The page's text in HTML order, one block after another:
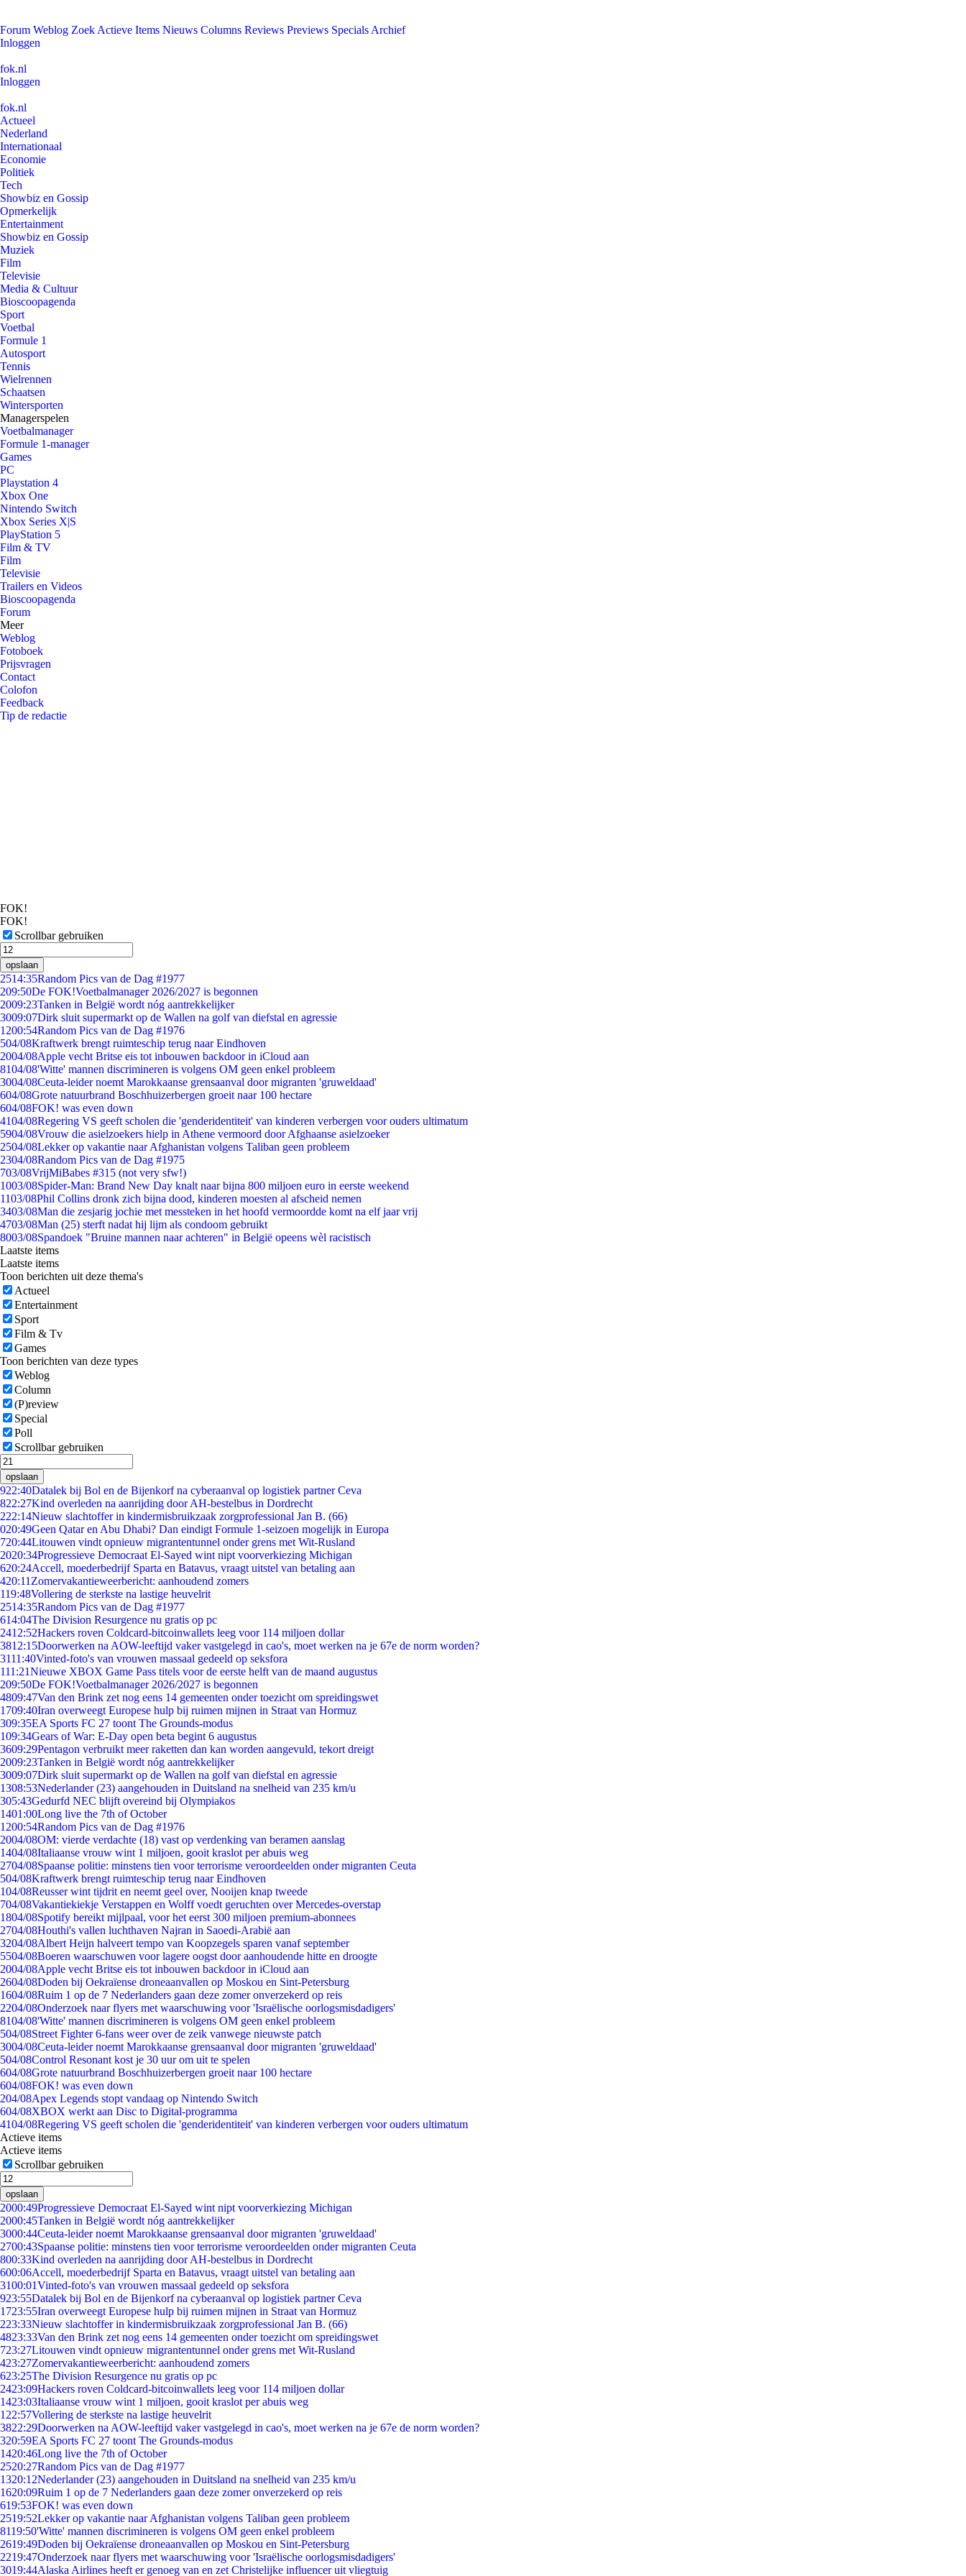
Forum Weblog Zoek Actieve Items Nieuws Columns Reviews Previews Specials Archief
Inloggen
fok.nl
Inloggen
fok.nl
Actueel
Nederland
Internationaal
Economie
Politiek
Tech
Showbiz en Gossip
Opmerkelijk
Entertainment
Showbiz en Gossip
Muziek
Film
Televisie
Media & Cultuur
Bioscoopagenda
Sport
Voetbal
Formule 1
Autosport
Tennis
Wielrennen
Schaatsen
Wintersporten
Managerspelen
Voetbalmanager
Formule 1-manager
Games
PC
Playstation 4
Xbox One
Nintendo Switch
Xbox Series X|S
PlayStation 5
Film & TV
Film
Televisie
Trailers en Videos
Bioscoopagenda
Forum
Meer
Weblog
Fotoboek
Prijsvragen
Contact
Colofon
Feedback
Tip de redactie
FOK!
FOK!
Scrollbar gebruiken
opslaan
2514:35Random Pics van de Dag #1977
209:50De FOK!Voetbalmanager 2026/2027 is begonnen
2009:23Tanken in België wordt nóg aantrekkelijker
3009:07Dirk sluit supermarkt op de Wallen na golf van diefstal en agressie
1200:54Random Pics van de Dag #1976
504/08Kraftwerk brengt ruimteschip terug naar Eindhoven
2004/08Apple vecht Britse eis tot inbouwen backdoor in iCloud aan
8104/08'Witte' mannen discrimineren is volgens OM geen enkel probleem
3004/08Ceuta-leider noemt Marokkaanse grensaanval door migranten 'gruweldaad'
604/08Grote natuurbrand Boschhuizerbergen groeit naar 100 hectare
604/08FOK! was even down
4104/08Regering VS geeft scholen die 'genderidentiteit' van kinderen verbergen voor ouders ultimatum
5904/08Vrouw die asielzoekers hielp in Athene vermoord door Afghaanse asielzoeker
2504/08Lekker op vakantie naar Afghanistan volgens Taliban geen probleem
2304/08Random Pics van de Dag #1975
703/08VrijMiBabes #315 (not very sfw!)
1003/08Spider-Man: Brand New Day knalt naar bijna 800 miljoen euro in eerste weekend
1103/08Phil Collins dronk zich bijna dood, kinderen moesten al afscheid nemen
3403/08Man die zesjarig jochie met messteken in het hoofd vermoordde komt na elf jaar vrij
4703/08Man (25) sterft nadat hij lijm als condoom gebruikt
8003/08Spandoek "Bruine mannen naar achteren" in België opeens wèl racistisch
Laatste items
Laatste items
Toon berichten uit deze thema's
Actueel
Entertainment
Sport
Film & Tv
Games
Toon berichten van deze types
Weblog
Column
(P)review
Special
Poll
Scrollbar gebruiken
opslaan
922:40Datalek bij Bol en de Bijenkorf na cyberaanval op logistiek partner Ceva
822:27Kind overleden na aanrijding door AH-bestelbus in Dordrecht
222:14Nieuw slachtoffer in kindermisbruikzaak zorgprofessional Jan B. (66)
020:49Geen Qatar en Abu Dhabi? Dan eindigt Formule 1-seizoen mogelijk in Europa
720:44Litouwen vindt opnieuw migrantentunnel onder grens met Wit-Rusland
2020:34Progressieve Democraat El-Sayed wint nipt voorverkiezing Michigan
620:24Accell, moederbedrijf Sparta en Batavus, vraagt uitstel van betaling aan
420:11 Zomervakantieweerbericht: aanhoudend zomers
119:48Vollering de sterkste na lastige heuvelrit
2514:35Random Pics van de Dag #1977
614:04The Division Resurgence nu gratis op pc
2412:52Hackers roven Coldcard-bitcoinwallets leeg voor 114 miljoen dollar
3812:15Doorwerken na AOW-leeftijd vaker vastgelegd in cao's, moet werken na je 67e de norm worden?
3111:40Vinted-foto's van vrouwen massaal gedeeld op seksfora
111:21Nieuwe XBOX Game Pass titels voor de eerste helft van de maand augustus
209:50De FOK!Voetbalmanager 2026/2027 is begonnen
4809:47Van den Brink zet nog eens 14 gemeenten onder toezicht om spreidingswet
1709:40Iran overweegt Europese hulp bij ruimen mijnen in Straat van Hormuz
309:35EA Sports FC 27 toont The Grounds-modus
109:34Gears of War: E-Day open beta begint 6 augustus
3609:29Pentagon verbruikt meer raketten dan kan worden aangevuld, tekort dreigt
2009:23Tanken in België wordt nóg aantrekkelijker
3009:07Dirk sluit supermarkt op de Wallen na golf van diefstal en agressie
1308:53Nederlander (23) aangehouden in Duitsland na snelheid van 235 km/u
305:43Gedurfd NEC blijft overeind bij Olympiakos
1401:00Long live the 7th of October
1200:54Random Pics van de Dag #1976
2004/08OM: vierde verdachte (18) vast op verdenking van beramen aanslag
1404/08Italiaanse vrouw wint 1 miljoen, gooit kraslot per abuis weg
2704/08Spaanse politie: minstens tien voor terrorisme veroordeelden onder migranten Ceuta
504/08Kraftwerk brengt ruimteschip terug naar Eindhoven
104/08Reusser wint tijdrit en neemt geel over, Nooijen knap tweede
704/08Vakantiekiekje Verstappen en Wolff voedt geruchten over Mercedes-overstap
1804/08Spotify bereikt mijlpaal, voor het eerst 300 miljoen premium-abonnees
2704/08Houthi's vallen luchthaven Najran in Saoedi-Arabië aan
3204/08Albert Heijn halveert tempo van Koopzegels sparen vanaf september
5504/08Boeren waarschuwen voor lagere oogst door aanhoudende hitte en droogte
2004/08Apple vecht Britse eis tot inbouwen backdoor in iCloud aan
2604/08Doden bij Oekraïense droneaanvallen op Moskou en Sint-Petersburg
1604/08Ruim 1 op de 7 Nederlanders gaan deze zomer onverzekerd op reis
2204/08Onderzoek naar flyers met waarschuwing voor 'Israëlische oorlogsmisdadigers'
8104/08'Witte' mannen discrimineren is volgens OM geen enkel probleem
504/08Street Fighter 6-fans weer over de zeik vanwege nieuwste patch
3004/08Ceuta-leider noemt Marokkaanse grensaanval door migranten 'gruweldaad'
504/08Control Resonant kost je 30 uur om uit te spelen
604/08Grote natuurbrand Boschhuizerbergen groeit naar 100 hectare
604/08FOK! was even down
204/08Apex Legends stopt vandaag op Nintendo Switch
604/08XBOX werkt aan Disc to Digital-programma
4104/08Regering VS geeft scholen die 'genderidentiteit' van kinderen verbergen voor ouders ultimatum
Actieve items
Actieve items
Scrollbar gebruiken
opslaan
2000:49Progressieve Democraat El-Sayed wint nipt voorverkiezing Michigan
2000:45Tanken in België wordt nóg aantrekkelijker
3000:44Ceuta-leider noemt Marokkaanse grensaanval door migranten 'gruweldaad'
2700:43Spaanse politie: minstens tien voor terrorisme veroordeelden onder migranten Ceuta
800:33Kind overleden na aanrijding door AH-bestelbus in Dordrecht
600:06Accell, moederbedrijf Sparta en Batavus, vraagt uitstel van betaling aan
3100:01Vinted-foto's van vrouwen massaal gedeeld op seksfora
923:55Datalek bij Bol en de Bijenkorf na cyberaanval op logistiek partner Ceva
1723:55Iran overweegt Europese hulp bij ruimen mijnen in Straat van Hormuz
223:33Nieuw slachtoffer in kindermisbruikzaak zorgprofessional Jan B. (66)
4823:33Van den Brink zet nog eens 14 gemeenten onder toezicht om spreidingswet
723:27Litouwen vindt opnieuw migrantentunnel onder grens met Wit-Rusland
423:27Zomervakantieweerbericht: aanhoudend zomers
623:25The Division Resurgence nu gratis op pc
2423:09Hackers roven Coldcard-bitcoinwallets leeg voor 114 miljoen dollar
1423:03Italiaanse vrouw wint 1 miljoen, gooit kraslot per abuis weg
1 22:57Vollering de sterkste na lastige heuvelrit
3822:29Doorwerken na AOW-leeftijd vaker vastgelegd in cao's, moet werken na je 67e de norm worden?
320:59EA Sports FC 27 toont The Grounds-modus
1420:46Long live the 7th of October
2520:27Random Pics van de Dag #1977
1320:12Nederlander (23) aangehouden in Duitsland na snelheid van 235 km/u
1620:09Ruim 1 op de 7 Nederlanders gaan deze zomer onverzekerd op reis
619:53FOK! was even down
2519:52Lekker op vakantie naar Afghanistan volgens Taliban geen probleem
8119:50'Witte' mannen discrimineren is volgens OM geen enkel probleem
2619:49Doden bij Oekraïense droneaanvallen op Moskou en Sint-Petersburg
2219:47Onderzoek naar flyers met waarschuwing voor 'Israëlische oorlogsmisdadigers'
3019:44Alaska Airlines heeft er genoeg van en zet Christelijke influencer uit vliegtuig